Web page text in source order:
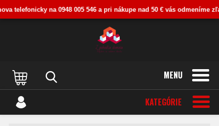
MENU
KATEGÓRIE
telefonicky na 0948 005 546 a pri nákupe nad 50 € vás odmeníme